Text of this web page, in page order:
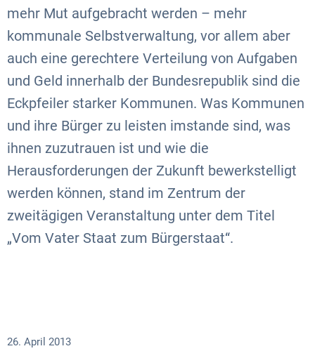
mehr Mut aufgebracht werden – mehr
kommunale Selbstverwaltung, vor allem aber
auch eine gerechtere Verteilung von Aufgaben
und Geld innerhalb der Bundesrepublik sind die
Eckpfeiler starker Kommunen. Was Kommunen
und ihre Bürger zu leisten imstande sind, was
ihnen zuzutrauen ist und wie die
Herausforderungen der Zukunft bewerkstelligt
werden können, stand im Zentrum der
zweitägigen Veranstaltung unter dem Titel
„Vom Vater Staat zum Bürgerstaat“.
26. April 2013